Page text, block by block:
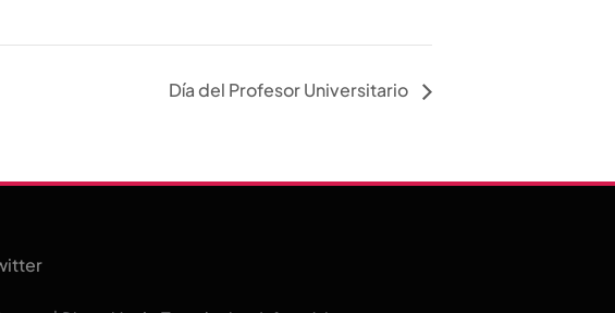
Día del Profesor Universitario